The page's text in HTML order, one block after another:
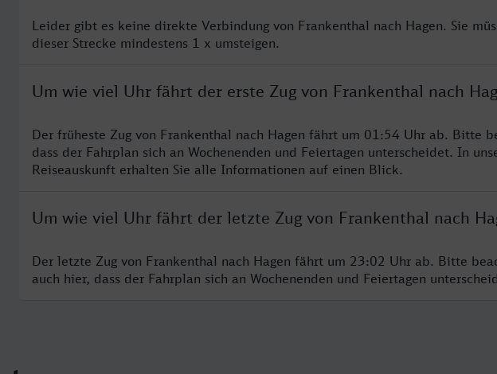
Leider gibt es keine direkte Verbindung von Frankenthal nach Hagen. Sie
dieser Strecke mindestens 1 x umsteigen.
Um wie viel Uhr fährt der erste Zug von Frankenthal nach
Der früheste Zug von Frankenthal nach Hagen fährt um 01:54 Uhr ab. Bitte
dass der Fahrplan sich an Wochenenden und Feiertagen unterscheidet. In
Reiseauskunft erhalten Sie alle Informationen auf einen Blick.
Um wie viel Uhr fährt der letzte Zug von Frankenthal nach
Der letzte Zug von Frankenthal nach Hagen fährt um 23:02 Uhr ab. Bitte
auch hier, dass der Fahrplan sich an Wochenenden und Feiertagen